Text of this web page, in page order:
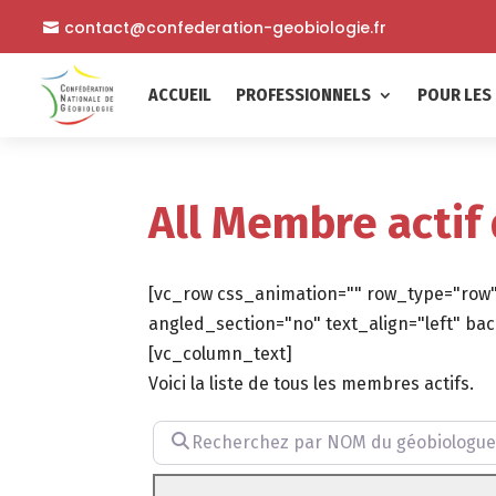
contact@confederation-geobiologie.fr
ACCUEIL PROFESSIONNELS POUR
All Membre
[vc_row css_animation=""
angled_section="no" text_align="left"
[vc_column_text]
Voici la liste de tous les membres actifs.
Recherchez par NOM du géobiologue